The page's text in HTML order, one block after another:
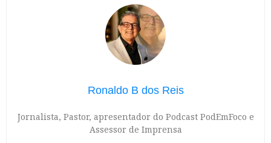
Ronaldo B dos Reis
Jornalista, Pastor, apresentador do Podcast PodEmFoco e
Assessor de Imprensa